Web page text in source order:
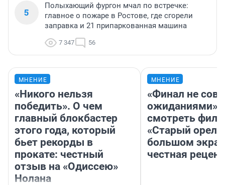
5
Полыхающий фургон мчал по встречке:
главное о пожаре в Ростове, где сгорели
заправка и 21 припаркованная машина
7 347 56
МНЕНИЕ
«Никого нельзя
победить». О чем
главный блокбастер
этого года, который
бьет рекорды в
прокате: честный
отзыв на «Одиссею»
Нолана
МНЕНИЕ
«Финал не
ожиданиями»:
смотреть
«Старый орел»
большом
честная